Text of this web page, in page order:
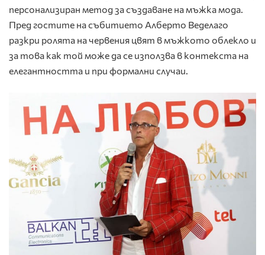
персонализиран метод за създаване на мъжка мода.
Пред гостите на събитието Алберто Веделаго
разкри ролята на червения цвят в мъжкото облекло и
за това как той може да се използва в контекста на
елегантността и при формални случаи.